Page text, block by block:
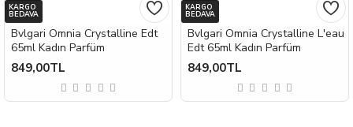
KARGO
BEDAVA
Bvlgari Omnia Crystalline Edt
65ml Kadın Parfüm
849,00TL
KARGO
BEDAVA
Bvlgari Omnia Crystalline L'eau
Edt 65ml Kadın Parfüm
849,00TL